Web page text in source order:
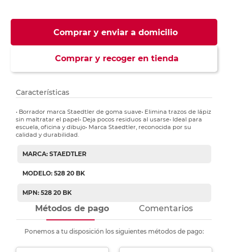
Comprar y enviar a domicilio
Comprar y recoger en tienda
Características
• Borrador marca Staedtler de goma suave• Elimina trazos de lápiz
sin maltratar el papel• Deja pocos residuos al usarse• Ideal para
escuela, oficina y dibujo• Marca Staedtler, reconocida por su
calidad y durabilidad.
MARCA: STAEDTLER
MODELO: 528 20 BK
MPN: 528 20 BK
Métodos de pago Comentarios
Ponemos a tu disposición los siguientes métodos de pago: